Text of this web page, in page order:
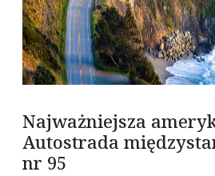
Najważniejsza
Autostrada
nr 95